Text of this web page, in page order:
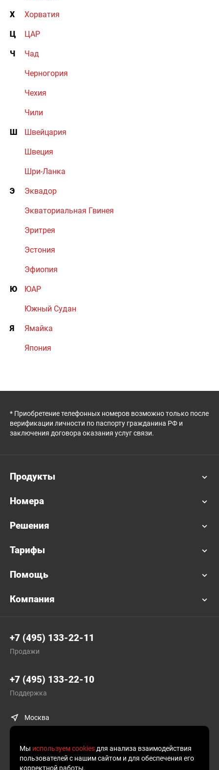
Х Хорватия
Ц ЦАР
Ч Чад
Черногория
Чехия
Чили
Ш Швейцария
Швеция
Шри-Ланка
Э Эквадор
Экваториальная Гвинея
Эритрея
Эстония
Эфиопия
Ю ЮАР
Южный Судан
Я Ямайка
Япония
* Приобретение телефонных номеров возможно только после
верификации личности по паспорту гражданина РФ и
заключения договора оказания услуг связи.
Продукты
Номера
Решения
Тарифы
Помощь
Компания
+7 (495) 133-22-11
Продажи
+7 (495) 133-22-10
Поддержка
Москва
Мы используем cookies для анализа взаимодействия
пользователей с нашим сайтом и для обеспечения его
корректной работы.